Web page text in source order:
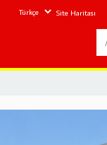
Site Haritası